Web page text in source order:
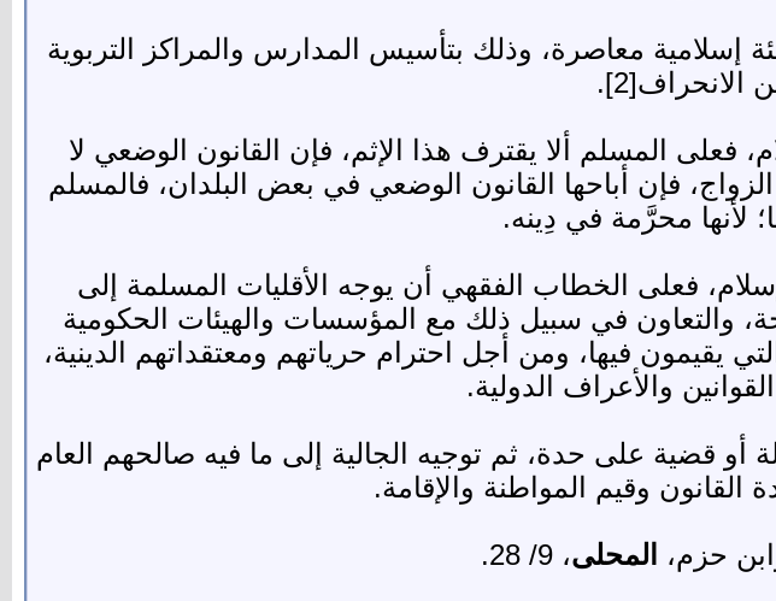
إسلامية معاصرة، وذلك بتأسيس المدارس والمراكز التربوية
الانحراف[2].
فعلى المسلم ألا يقترف هذا الإثم، فإن القانون الوضعي لا
فإن أباحها القانون الوضعي في بعض البلدان، فالمسلم
لأنها محرَّمة في دِينه.
فعلى الخطاب الفقهي أن يوجه الأقليات المسلمة إلى
والتعاون في سبيل ذلك مع المؤسسات والهيئات الحكومية
فيها، ومن أجل احترام حرياتهم ومعتقداتهم الدينية،
والأعراف الدولية.
أو قضية على حدة، ثم توجيه الجالية إلى ما فيه صالحهم العام
القانون وقيم المواطنة والإقامة.
المحلى، 9/ 28.